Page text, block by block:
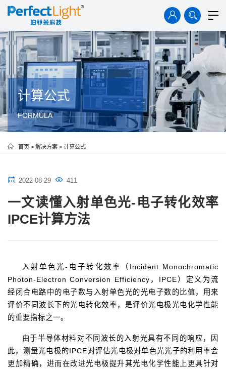
首页 产品中心 解决方案 技术资料 案例中心
新闻中心 关于我们
计算公式
FORMULA
首页 > 解决方案 > 计算公式
2022-08-29 411
一文读懂入射单色光-电子转化效率
IPCE计算方法
入射单色光-电子转化效率（Incident Monochromatic
Photon-Electron Conversion Efficiency，IPCE）定义为流
经闭合电路中的电子数与入射单色光的光电子数的比值，用来
评价不同波长下的光电转化效率，是评价光电极光电化学性能
的重要指标之一。
由于半导体材料对不同波长的入射光具有不同的响应，因
此，测量光电极的IPCE对评估光电极对单色光光子的利用率会
更加精确，进而在改进光电极提升其光电化学性能上更具针对